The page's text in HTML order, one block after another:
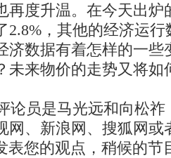
再度升温。在今天出炉
2.8%，其他的经济运
济数据有着怎样的一些
未来物价的走势又将如
员是马光远和向松祚
网、新浪网、搜狐网或
表您的观点，稍候的